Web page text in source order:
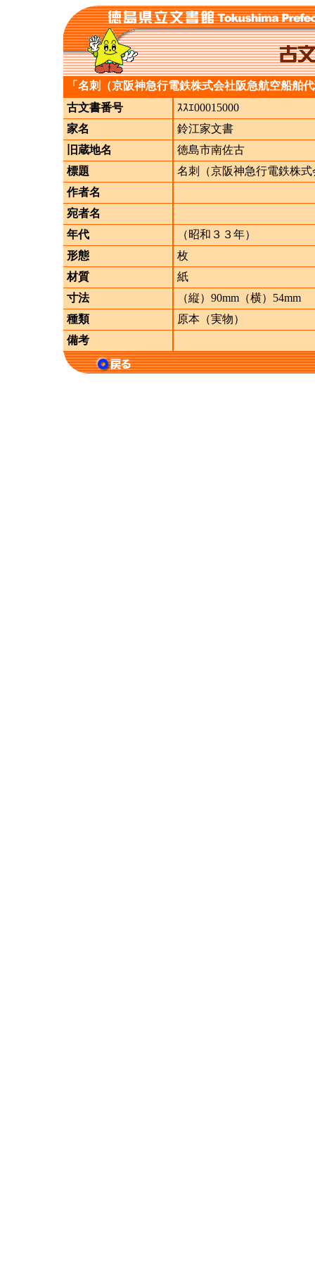
「名刺（京阪神急行電鉄株式会社阪急航空船
古文書番号
ｽｽｴ00015000
家名
鈴江家文書
旧蔵地名
徳島市南佐古
標題
名刺（京阪神急行電鉄株
作者名
宛者名
年代
（昭和３３年）
形態
枚
材質
紙
寸法
（縦）90mm（横）54mm
種類
原本（実物）
備考